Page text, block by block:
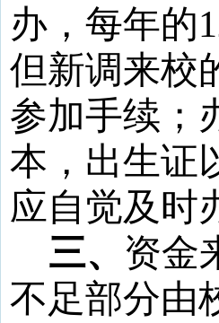
办，每年的
但新调来校
参加手续；
本，出生证
应自觉及时
三、 资金
不足部分由